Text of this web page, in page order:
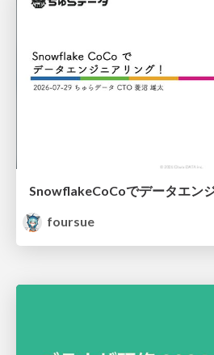
SnowflakeCoCoでデータエン
foursue